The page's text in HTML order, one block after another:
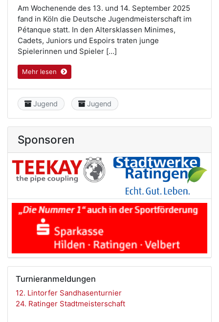
Am Wochenende des 13. und 14. September 2025
fand in Köln die Deutsche Jugendmeisterschaft im
Pétanque statt. In den Altersklassen Minimes,
Cadets, Juniors und Espoirs traten junge
Spielerinnen und Spieler […]
Mehr lesen
Category
Jugend Category
Jugend
Sponsoren
Turnieranmeldungen
12. Lintorfer Sandhasenturnier
24. Ratinger Stadtmeisterschaft